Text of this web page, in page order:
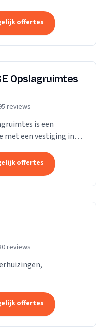
een zorgeloze service
offertes
Opslagruimtes
reviews
is een
met een vestiging in
offertes
reviews
offertes